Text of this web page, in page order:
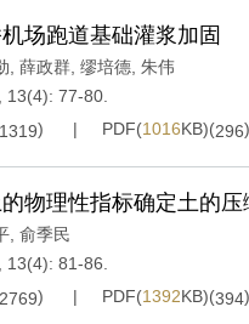
场跑道基础灌浆加固
薛政群 缪培德 朱伟
13(4): 77-80.
1319) PDF(1016KB)(296)
物理性指标确定土的压
俞季民
13(4): 81-86.
2769) PDF(1392KB)(394)